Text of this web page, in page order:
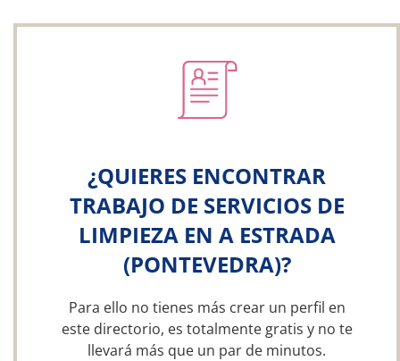
¿QUIERES ENCONTRAR
TRABAJO DE SERVICIOS DE
LIMPIEZA EN A ESTRADA
(PONTEVEDRA)?
Para ello no tienes más crear un perfil en
este directorio, es totalmente gratis y no te
llevará más que un par de minutos.